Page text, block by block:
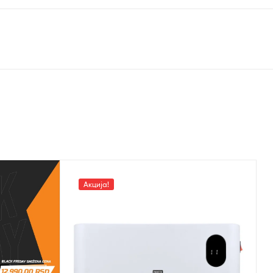
Акција!